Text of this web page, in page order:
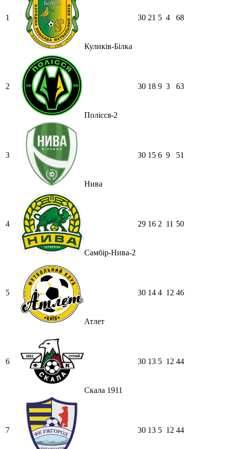
1
Куликів-Білка
30 21 5 4 68
2
Полісся-2
30 18 9 3 63
3
Нива
30 15 6 9 51
4
Самбір-Нива-2
29 16 2 11 50
5
Атлет
30 14 4 12 46
6
Скала 1911
30 13 5 12 44
7 30 13 5 12 44